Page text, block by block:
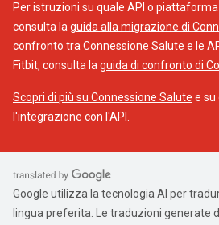
Per istruzioni su quale API o
consulta la guida alla migrazione di
confronto tra Connessione Salute e le
Fitbit, consulta la guida di confronto di
Scopri di più su Connessione Salute e su
l'integrazione con l'API.
Google utilizza la tecnologia AI per
lingua preferita. Le traduzioni generate